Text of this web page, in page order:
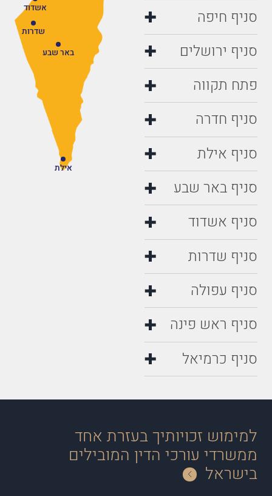
סניף חיפה
סניף ירושלים
פתח תקווה
סניף חדרה
סניף אילת
סניף באר שבע
סניף אשדוד
סניף שדרות
סניף עפולה
סניף ראש פינה
סניף כרמיאל
אילת
באר שבע
אשדוד
שדרות
למימוש זכויותיך בעזרת אחד
ממשרדי עורכי הדין המובילים
בישראל